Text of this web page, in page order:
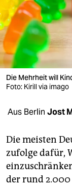
wahrheit
verlag
verlag
veranstaltungen
fragen & hilfe
unterstützen
abo
genossenschaft
Die Mehrheit will
Foto: Kirill via imago
Aus Berlin Jost
Die meisten
zufolge dafür,
der rund 2.000